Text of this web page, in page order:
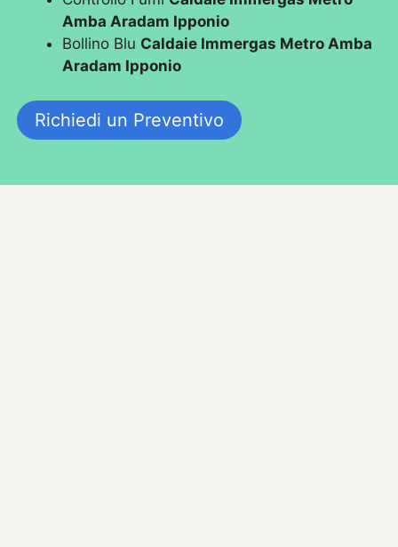
Amba Aradam Ipponio
Bollino Blu Caldaie Immergas Metro Amba
Aradam Ipponio
Richiedi un Preventivo